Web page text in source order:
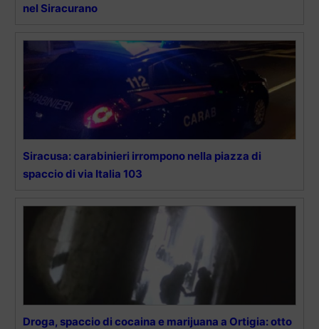
nel Siracurano
Siracusa: carabinieri irrompono nella piazza di
spaccio di via Italia 103
Droga, spaccio di cocaina e marijuana a Ortigia: otto